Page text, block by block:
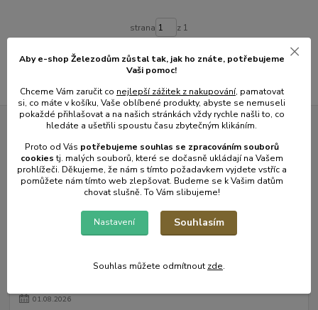
strana z 1
Novinky z našeho blogu
01.08.2026
Aby e-shop Železodům zůstal tak, jak ho znáte, potřebujeme
Vaši pomoc!
Chceme Vám zaručit co nejlepší zážitek z nakupování, pamatovat
si, co máte v košíku, Vaše oblíbené produkty, abyste se nemuseli
pokaždé přihlašovat a na našich stránkách vždy rychle našli to, co
hledáte a ušetřili spoustu času zbytečným klikáním.
Proto od Vás potřebujeme souhlas se zpracováním souborů
cookiestj. malých souborů, které se dočasně ukládají na Vašem
prohlížeči. Děkujeme, že nám s tímto požadavkem vyjdete vstříc a
pomůžete nám tímto web zlepšovat. Budeme se k Vašim datům
chovat slušně. To Vám slibujeme!
Nastavení Souhlasím
Souhlas můžete odmítnout zde.